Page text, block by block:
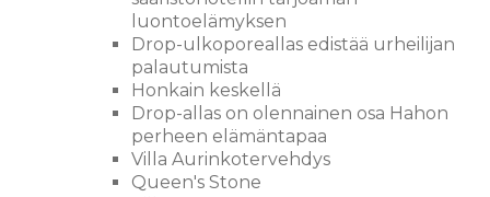
luontoelämyksen
Drop-ulkoporeallas edistää urheilijan
palautumista
Honkain keskellä
Drop-allas on olennainen osa Hahon
perheen elämäntapaa
Villa Aurinkotervehdys
Queen's Stone